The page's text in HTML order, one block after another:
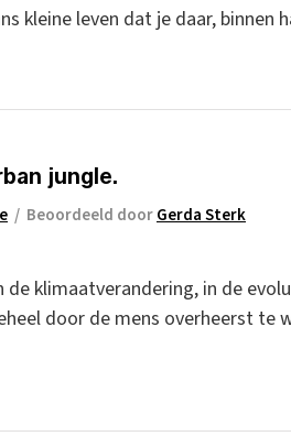
kleine leven dat je daar, binnen
jungle.
/ Beoordeeld doorGerda Sterk
klimaatverandering, in de
door de mens overheerst te